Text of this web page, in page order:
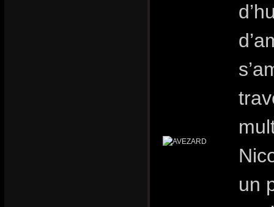
un